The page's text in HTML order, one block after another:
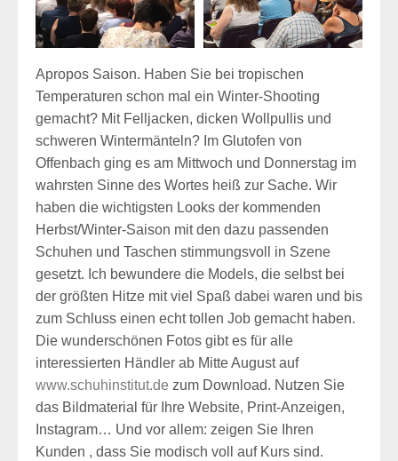
Apropos Saison. Haben Sie bei tropischen
Temperaturen schon mal ein Winter-Shooting
gemacht? Mit Felljacken, dicken Wollpullis und
schweren Wintermänteln? Im Glutofen von
Offenbach ging es am Mittwoch und Donnerstag im
wahrsten Sinne des Wortes heiß zur Sache. Wir
haben die wichtigsten Looks der kommenden
Herbst/Winter-Saison mit den dazu passenden
Schuhen und Taschen stimmungsvoll in Szene
gesetzt. Ich bewundere die Models, die selbst bei
der größten Hitze mit viel Spaß dabei waren und bis
zum Schluss einen echt tollen Job gemacht haben.
Die wunderschönen Fotos gibt es für alle
interessierten Händler ab Mitte August auf
www.schuhinstitut.de zum Download. Nutzen Sie
das Bildmaterial für Ihre Website, Print-Anzeigen,
Instagram… Und vor allem: zeigen Sie Ihren
Kunden , dass Sie modisch voll auf Kurs sind.